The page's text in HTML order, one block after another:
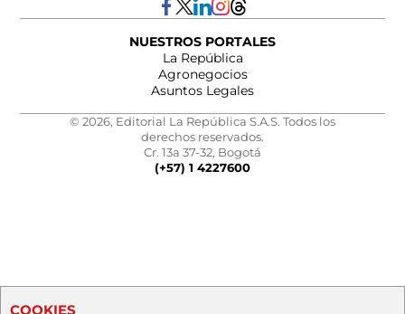
NUESTROS PORTALES
La República
Agronegocios
Asuntos Legales
© 2026, Editorial La República S.A.S. Todos los
derechos reservados.
Cr. 13a 37-32, Bogotá
(+57) 1 4227600
COOKIES